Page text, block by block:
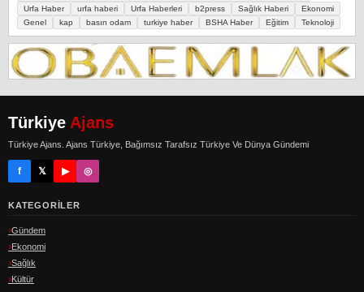
Urfa Haber
urfa haberi Urfa Haberleri b2press Sağlık Haberi
Ekonomi
Genel
kap basın odam turkiye haber BSHA Haber Eğitim Teknoloji
Türkiye Ajans
Türkiye Ajans. Ajans Türkiye, Bağımsız Tarafsız Türkiye Ve Dünya Gündemi
f 𝕏 ▶ ◎
KATEGORILER
Gündem
Ekonomi
Sağlık
Kültür